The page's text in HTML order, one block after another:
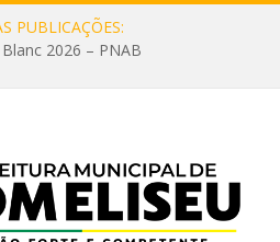
PUBLICAÇÕES:
2026 – PNAB